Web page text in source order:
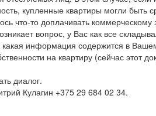
купленные квартиры могли быть
что-то доплачивать коммерческому
вопрос, у Вас как все
информация содержится в Вашем
на квартиру (сейчас этот
диалог.
Кулагин +375 29 684 02 34.